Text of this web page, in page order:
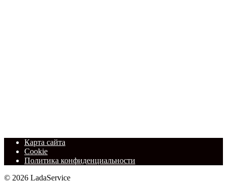
Карта сайта
Cookie
Политика конфиденциальности
© 2026 LadaService